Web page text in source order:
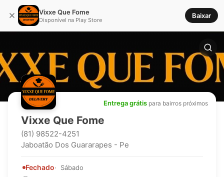
Vixxe Que Fome
Disponível na Play Store
Baixar
Entrega grátis para bairros próximos
Vixxe Que Fome
(81) 98522-4251
Jaboatão Dos Guararapes - Pe
Fechado
Sábado